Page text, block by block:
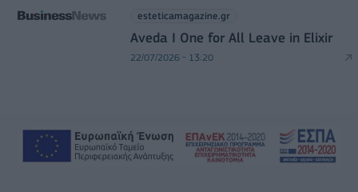
esteticamagazine.gr
Aveda I One for All Leave in Elixir
22/07/2026 - 13:20